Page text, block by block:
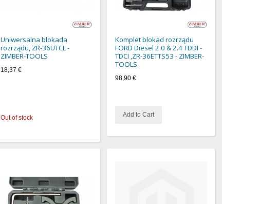
Uniwersalna blokada
rozrządu, ZR-36UTCL -
ZIMBER-TOOLS
18,37 €
Out of stock
Komplet blokad rozrządu
FORD Diesel 2.0 & 2.4 TDDI -
TDCI ,ZR-36ETTS53 - ZIMBER-
TOOLS.
98,90 €
Add to Cart